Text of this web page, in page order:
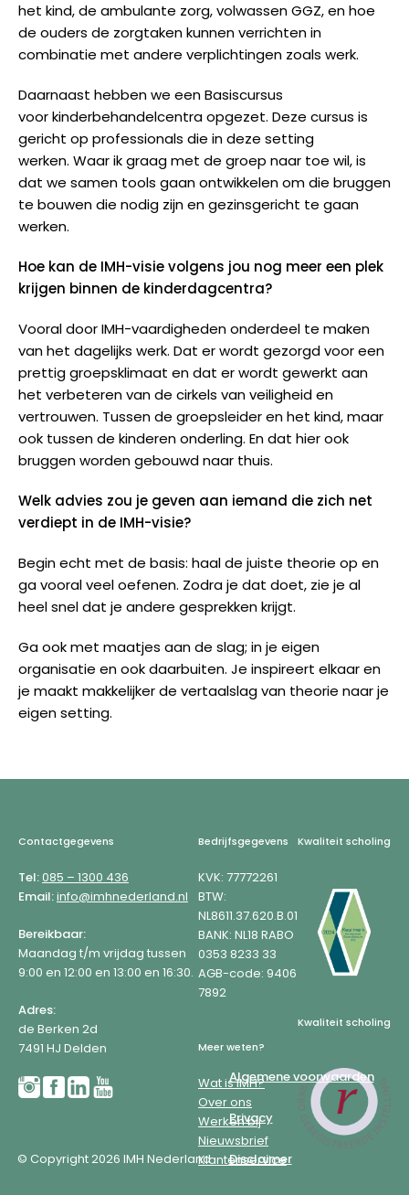
het kind, de ambulante zorg, volwassen GGZ, en hoe
de ouders de zorgtaken kunnen verrichten in
combinatie met andere verplichtingen zoals werk.
Daarnaast hebben we een Basiscursus
voor kinderbehandelcentra opgezet. Deze cursus is
gericht op professionals die in deze setting
werken. Waar ik graag met de groep naar toe wil, is
dat we samen tools gaan ontwikkelen om die bruggen
te bouwen die nodig zijn en gezinsgericht te gaan
werken.
Hoe kan de IMH-visie volgens jou nog meer een plek
krijgen binnen de kinderdagcentra?
Vooral door IMH-vaardigheden onderdeel te maken
van het dagelijks werk. Dat er wordt gezorgd voor een
prettig groepsklimaat en dat er wordt gewerkt aan
het verbeteren van de cirkels van veiligheid en
vertrouwen. Tussen de groepsleider en het kind, maar
ook tussen de kinderen onderling. En dat hier ook
bruggen worden gebouwd naar thuis.
Welk advies zou je geven aan iemand die zich net
verdiept in de IMH-visie?
Begin echt met de basis: haal de juiste theorie op en
ga vooral veel oefenen. Zodra je dat doet, zie je al
heel snel dat je andere gesprekken krijgt.
Ga ook met maatjes aan de slag; in je eigen
organisatie en ook daarbuiten. Je inspireert elkaar en
je maakt makkelijker de vertaalslag van theorie naar je
eigen setting.
Footer
Contactgegevens
Tel:085 – 1300 436
Email:info@imhnederland.nl
Bereikbaar:
Maandag t/m vrijdag tussen
9:00 en 12:00 en 13:00 en 16:30.
Adres:
de Berken 2d
7491 HJ Delden
Bedrijfsgegevens
KVK: 77772261
BTW:
NL8611.37.620.B.01
BANK: NL18 RABO
0353 8233 33
AGB-code: 9406
7892
Meer weten?
Wat is IMH?
Over ons
Werken bij
Nieuwsbrief
Klantenservice
Kwaliteit scholing
Kwaliteit scholing
© Copyright 2026 IMH Nederland
Algemene voorwaarden
Privacy
Disclaimer